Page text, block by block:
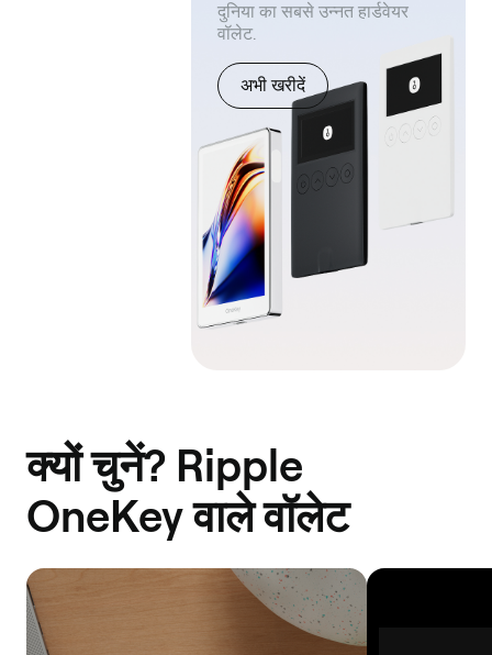
दुनिया का सबसे उन्नत हार्डवेयर
वॉलेट.
अभी खरीदें
क्यों चुनें? Ripple
OneKey वाले वॉलेट